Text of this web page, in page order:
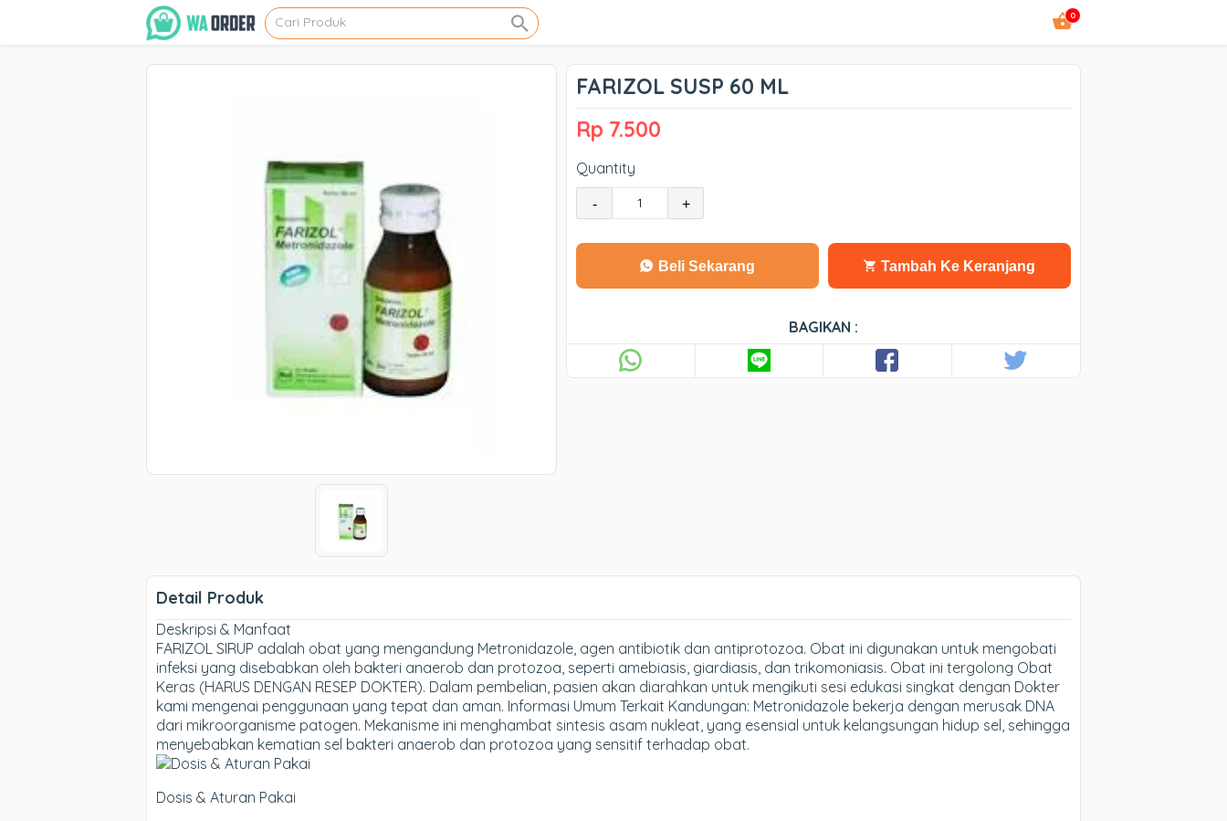
0
FARIZOL SUSP 60 ML
Rp 7.500
Quantity
- +
Beli Sekarang Tambah Ke Keranjang
BAGIKAN :
Detail Produk
Deskripsi & Manfaat
FARIZOL SIRUP adalah obat yang mengandung Metronidazole, agen antibiotik dan antiprotozoa. Obat ini digunakan untuk mengobati
infeksi yang disebabkan oleh bakteri anaerob dan protozoa, seperti amebiasis, giardiasis, dan trikomoniasis. Obat ini tergolong Obat
Keras (HARUS DENGAN RESEP DOKTER). Dalam pembelian, pasien akan diarahkan untuk mengikuti sesi edukasi singkat dengan Dokter
kami mengenai penggunaan yang tepat dan aman. Informasi Umum Terkait Kandungan: Metronidazole bekerja dengan merusak DNA
dari mikroorganisme patogen. Mekanisme ini menghambat sintesis asam nukleat, yang esensial untuk kelangsungan hidup sel, sehingga
menyebabkan kematian sel bakteri anaerob dan protozoa yang sensitif terhadap obat.
Dosis & Aturan Pakai